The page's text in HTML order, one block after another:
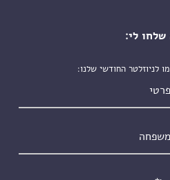
שלחו לי:
לניוזלטר החודשי שלנו: